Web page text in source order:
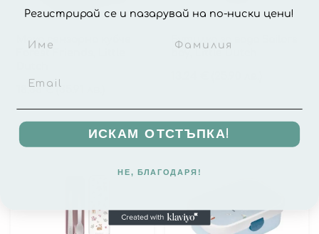
Меко сензорно кубче
18.36 € (35.91 лв.)
Бутилка за вода Sailors
Регистрирай се и пазарувай на по-ниски цени!
ИСКАМ ОТСТЪПКА!
НЕ, БЛАГОДАРЯ!